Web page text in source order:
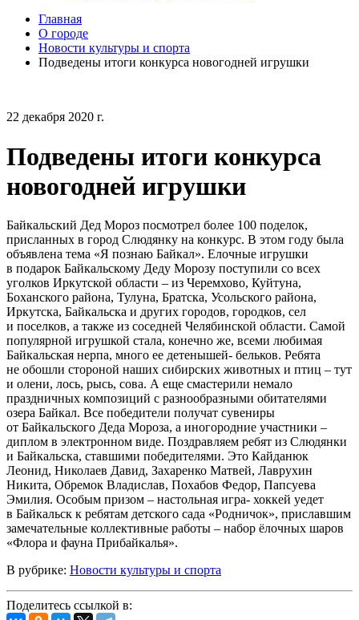
Главная
О городе
Новости культуры и спорта
Подведены итоги конкурса новогодней игрушки
22 декабря 2020 г.
Подведены итоги конкурса
новогодней игрушки
Байкальский Дед Мороз посмотрел более 100 поделок,
присланных в город Слюдянку на конкурс. В этом году была
объявлена тема «Я познаю Байкал». Елочные игрушки
в подарок Байкальскому Деду Морозу поступили со всех
уголков Иркутской области – из Черемхово, Куйтуна,
Боханского района, Тулуна, Братска, Усольского района,
Иркутска, Байкальска и других городов, городков, сел
и поселков, а также из соседней Челябинской области. Самой
популярной игрушкой стала, конечно же, всеми любимая
Байкальская нерпа, много ее детенышей- бельков. Ребята
не обошли стороной наших сибирских животных и птиц – тут
и олени, лось, рысь, сова. А еще смастерили немало
праздничных композиций с разнообразными обитателями
озера Байкал. Все победители получат сувениры
от Байкальского Деда Мороза, а иногородние участники –
диплом в электронном виде. Поздравляем ребят из Слюдянки
и Байкальска, ставшими победителями. Это Кайданюк
Леонид, Николаев Давид, Захаренко Матвей, Лаврухин
Никита, Обремок Владислав, Похабов Федор, Папсуева
Эмилия. Особым призом – настольная игра- хоккей уедет
в Байкальск к ребятам детского сада «Родничок», приславшим
замечательные коллективные работы – набор ёлочных шаров
«Флора и фауна Прибайкалья».
В рубрике: Новости культуры и спорта
Поделитесь ссылкой в: